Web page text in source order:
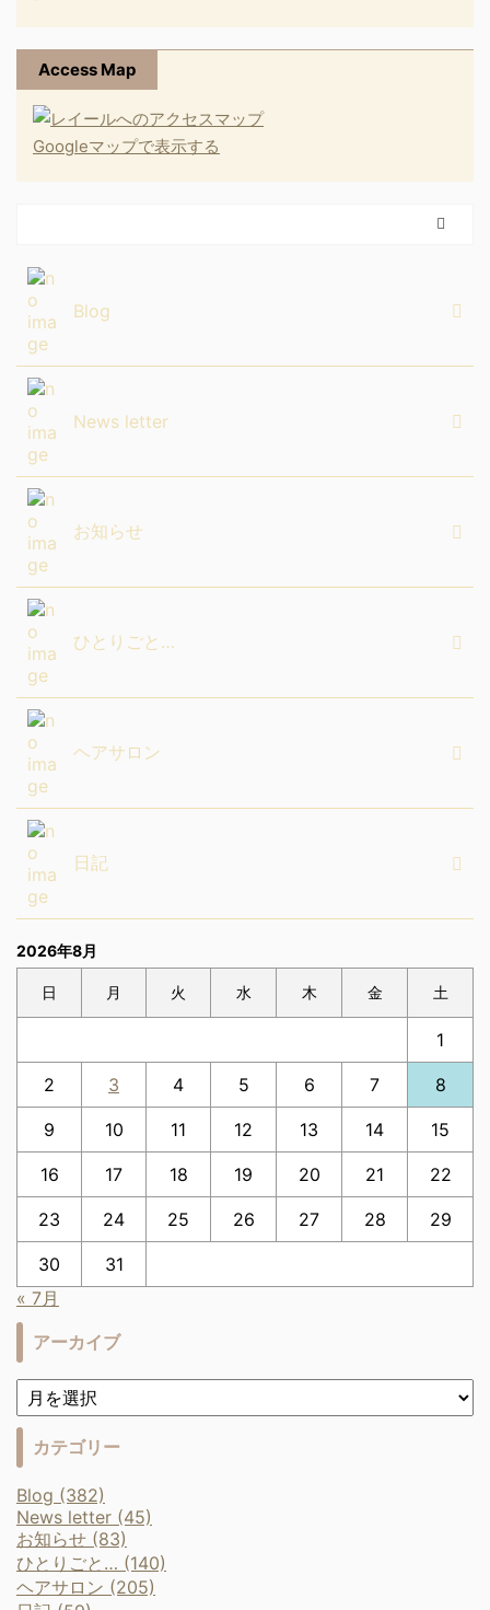
Access Map
Googleマップで表示する
Blog
News letter
お知らせ
ひとりごと…
ヘアサロン
日記
2026年8月
日 月 火 水 木 金 土
1
2 3 4 5 6 7 8
9 10 11 12 13 14 15
16 17 18 19 20 21 22
23 24 25 26 27 28 29
30
31
« 7月
アーカイブ
カテゴリー
Blog (382)
News letter (45)
お知らせ (83)
ひとりごと… (140)
ヘアサロン (205)